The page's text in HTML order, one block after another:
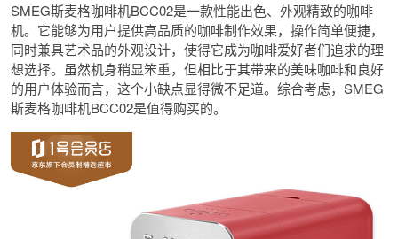
SMEG斯麦格咖啡机BCC02是一款性能出色、外观精致的咖啡
机。它能够为用户提供高品质的咖啡制作效果，操作简单便捷，
同时兼具艺术品的外观设计，使得它成为咖啡爱好者们追求的理
想选择。虽然机身稍显笨重，但相比于其带来的美味咖啡和良好
的用户体验而言，这个小缺点显得微不足道。综合考虑，SMEG
斯麦格咖啡机BCC02是值得购买的。